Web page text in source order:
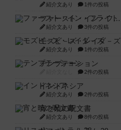
紹介文あり 1件の投稿
ファースト・イン・フライト
紹介文あり 3件の投稿
モズビ－ズ・レイダ－ズ
紹介文あり 1件の投稿
テンプテーション
2件の投稿
インドネシア
紹介文あり 2件の投稿
宵と暁の呪文書
紹介文あり 8件の投稿